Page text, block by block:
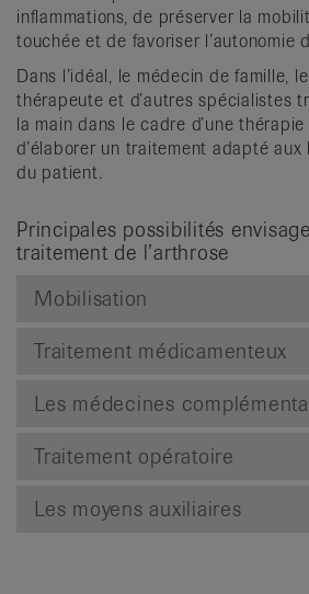
inflammations, de préserver la
touchée et de favoriser l’autonomie
Dans l’idéal, le médecin de famille,
thérapeute et d’autres spécialistes
la main dans le cadre d’une
d’élaborer un traitement adapté
du patient.
Principales possibilités
traitement de l’arthrose
Mobilisation
Traitement médicamenteux
Les médecines
Traitement opératoire
Les moyens auxiliaires